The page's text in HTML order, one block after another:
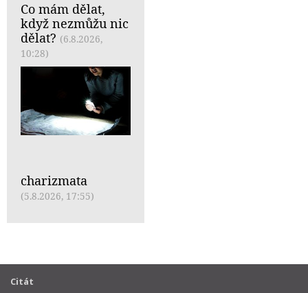
Co mám dělat,
když nezmůžu nic
dělat? (6.8.2026,
10:28)
charizmata
(5.8.2026, 17:55)
Citát